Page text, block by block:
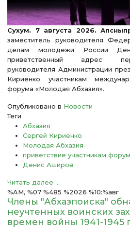
Сухум. 7 августа 2026.
заместитель руководителя
делам молодежи России
приветственный адрес
руководителя Администрации
Кириенко участникам
форума «Молодая Абхазия».
Опубликовано в Новости
Теги
Абхазия
Сергей Кириенко
Молодая Абхазия
приветствие участникам
Денис Аширов
Читать далее ...
%AM, %07 %485 %2026 %10:%авг
Члены "Абхазпоиска"
неучтенных воинских
времен войны 1941-1945